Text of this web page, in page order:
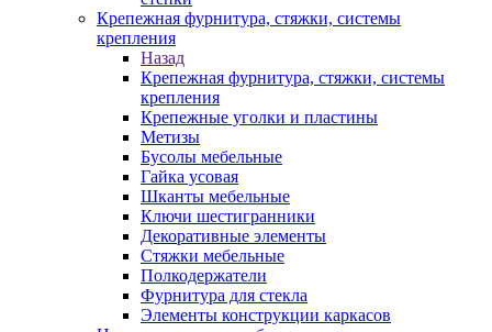
Крепежная фурнитура, стяжки, системы
крепления
Назад
Крепежная фурнитура, стяжки, системы
крепления
Крепежные уголки и пластины
Метизы
Бусолы мебельные
Гайка усовая
Шканты мебельные
Ключи шестигранники
Декоративные элементы
Стяжки мебельные
Полкодержатели
Фурнитура для стекла
Элементы конструкции каркасов